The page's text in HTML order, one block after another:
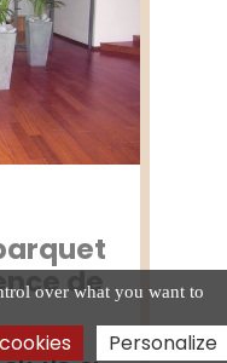
de
over what you want to
Personalize